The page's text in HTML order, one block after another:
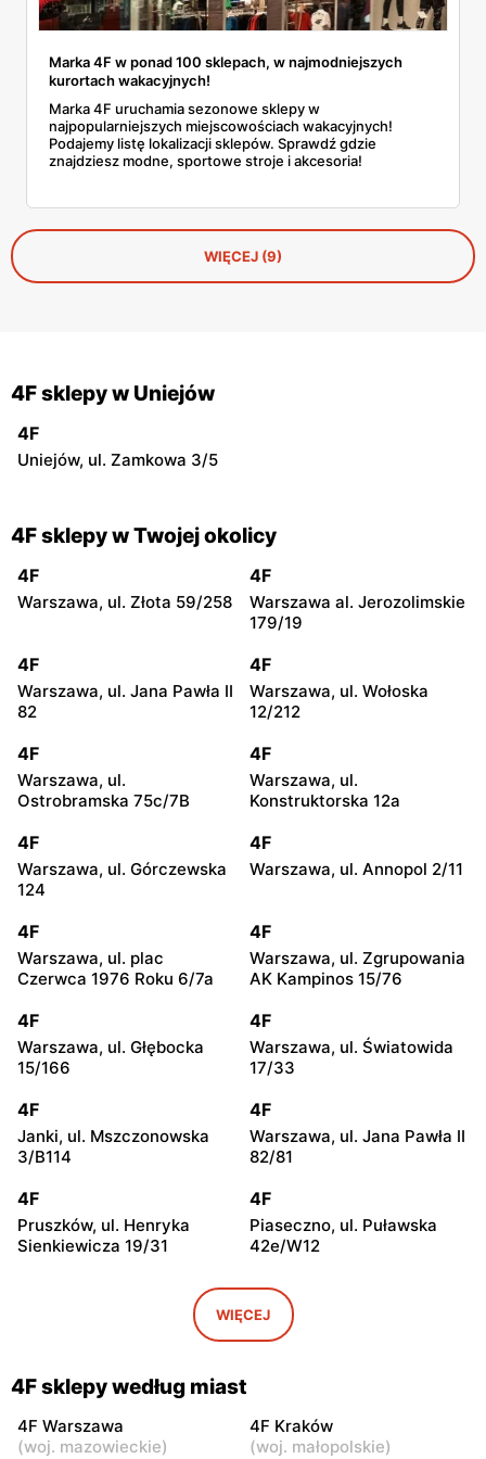
Marka 4F w ponad 100 sklepach, w najmodniejszych
kurortach wakacyjnych!
Marka 4F uruchamia sezonowe sklepy w
najpopularniejszych miejscowościach wakacyjnych!
Podajemy listę lokalizacji sklepów. Sprawdź gdzie
znajdziesz modne, sportowe stroje i akcesoria!
WIĘCEJ (9)
4F sklepy w Uniejów
4F
Uniejów, ul. Zamkowa 3/5
4F sklepy w Twojej okolicy
4F
Warszawa, ul. Złota 59/258
4F
Warszawa al. Jerozolimskie
179/19
4F
Warszawa, ul. Jana Pawła II
82
4F
Warszawa, ul. Wołoska
12/212
4F
Warszawa, ul.
Ostrobramska 75c/7B
4F
Warszawa, ul.
Konstruktorska 12a
4F
Warszawa, ul. Górczewska
124
4F
Warszawa, ul. Annopol 2/11
4F
Warszawa, ul. plac
Czerwca 1976 Roku 6/7a
4F
Warszawa, ul. Zgrupowania
AK Kampinos 15/76
4F
Warszawa, ul. Głębocka
15/166
4F
Warszawa, ul. Światowida
17/33
4F
Janki, ul. Mszczonowska
3/B114
4F
Warszawa, ul. Jana Pawła II
82/81
4F
Pruszków, ul. Henryka
Sienkiewicza 19/31
4F
Piaseczno, ul. Puławska
42e/W12
Legionowo, ul. Jerzego
4F
Wołomin, ul. Geodetów
2/M05
4F
Otwock, ul. Kupiecka 2
Henryka Sienkiewicza
46/50
WIĘCEJ
4F sklepy według miast
4F Warszawa
(woj. mazowieckie)
4F Kraków
(woj. małopolskie)